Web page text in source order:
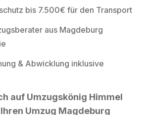
bis 7.500€ für den Transport
aus Magdeburg
& Abwicklung inklusive
auf Umzugskönig Himmel
Umzug Magdeburg